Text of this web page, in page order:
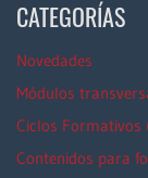
CATEGORÍAS
Novedades
Módulos
Ciclos Formativos
Contenidos para